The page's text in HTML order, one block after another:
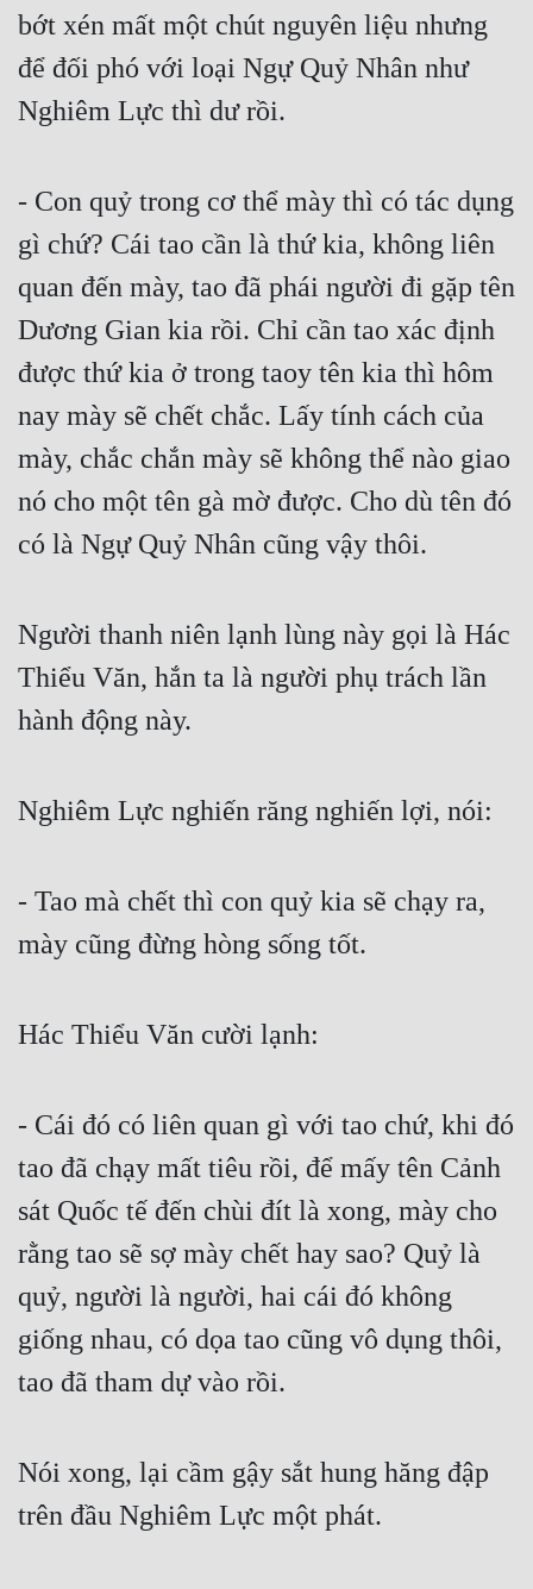
bớt xén mất một chút nguyên liệu nhưng
để đối phó với loại Ngự Quỷ Nhân như
Nghiêm Lực thì dư rồi.
- Con quỷ trong cơ thể mày thì có tác dụng
gì chứ? Cái tao cần là thứ kia, không liên
quan đến mày, tao đã phái người đi gặp tên
Dương Gian kia rồi. Chỉ cần tao xác định
được thứ kia ở trong taoy tên kia thì hôm
nay mày sẽ chết chắc. Lấy tính cách của
mày, chắc chắn mày sẽ không thể nào giao
nó cho một tên gà mờ được. Cho dù tên đó
có là Ngự Quỷ Nhân cũng vậy thôi.
Người thanh niên lạnh lùng này gọi là Hác
Thiểu Văn, hắn ta là người phụ trách lần
hành động này.
Nghiêm Lực nghiến răng nghiến lợi, nói:
- Tao mà chết thì con quỷ kia sẽ chạy ra,
mày cũng đừng hòng sống tốt.
Hác Thiểu Văn cười lạnh:
- Cái đó có liên quan gì với tao chứ, khi đó
tao đã chạy mất tiêu rồi, để mấy tên Cảnh
sát Quốc tế đến chùi đít là xong, mày cho
rằng tao sẽ sợ mày chết hay sao? Quỷ là
quỷ, người là người, hai cái đó không
giống nhau, có dọa tao cũng vô dụng thôi,
tao đã tham dự vào rồi.
Nói xong, lại cầm gậy sắt hung hăng đập
trên đầu Nghiêm Lực một phát.